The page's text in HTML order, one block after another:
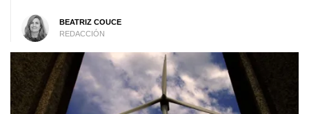
BEATRIZ COUCE
REDACCIÓN